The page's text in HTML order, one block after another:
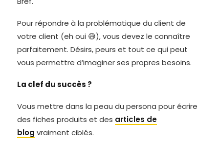
Pour répondre à la problématique du client de
votre client (eh oui 😅), vous devez le connaître
parfaitement. Désirs, peurs et tout ce qui peut
vous permettre d’imaginer ses propres besoins.
La clef du succès ?
Vous mettre dans la peau du persona pour écrire
des fiches produits et des articles de
blog vraiment ciblés.